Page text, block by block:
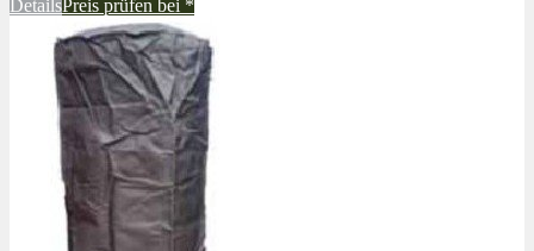
DetailsPreis prüfen bei *